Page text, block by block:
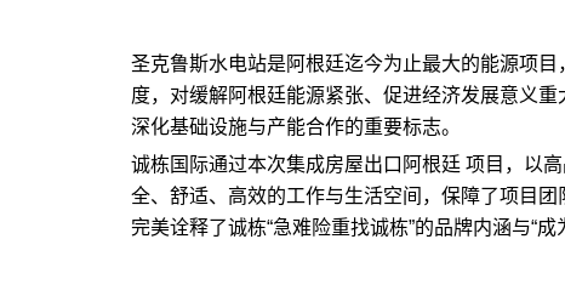
圣克鲁斯水电站是阿根廷迄今为止最大的能源项
度，对缓解阿根廷能源紧张、促进经济发展意义
深化基础设施与产能合作的重要标志。
诚栋国际通过本次集成房屋出口阿根廷 项目，以
全、舒适、高效的工作与生活空间，保障了项目
完美诠释了诚栋“急难险重找诚栋”的品牌内涵与“成